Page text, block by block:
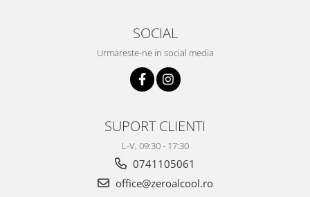
SOCIAL
Urmareste-ne in social media
SUPORT CLIENTI
L-V, 09:30 - 17:30
0741105061
office@zeroalcool.ro